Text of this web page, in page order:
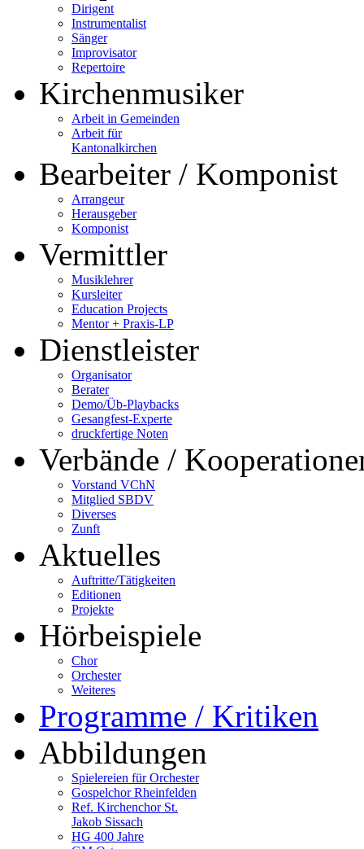
Dirigent
Instrumentalist
Sänger
Improvisator
Repertoire
Kirchenmusiker
Arbeit in Gemeinden
Arbeit für
Kantonalkirchen
Bearbeiter / Komponist
Arrangeur
Herausgeber
Komponist
Vermittler
Musiklehrer
Kursleiter
Education Projects
Mentor + Praxis-LP
Dienstleister
Organisator
Berater
Demo/Üb-Playbacks
Gesangfest-Experte
druckfertige Noten
Verbände /
Vorstand VChN
Mitglied SBDV
Diverses
Zunft
Aktuelles
Auftritte/Tätigkeiten
Editionen
Projekte
Hörbeispiele
Chor
Orchester
Weiteres
Programme / Kritiken
Abbildungen
Spielereien für Orchester
Gospelchor Rheinfelden
Ref. Kirchenchor St.
Jakob Sissach
HG 400 Jahre